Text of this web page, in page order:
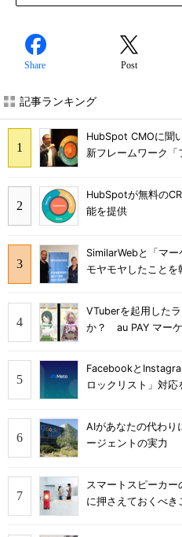
Share Post
記事ランキング
HubSpot CMOに聞
新フレームワーク「
HubSpotが無料の
能を提供
SimilarWebと「マ
モヤモヤしたことを
VTuberを起用した
か？ au PAY マー
Facebookと
ロックリスト」対応
AIがあなたの代わ
ージェントの実力
スマートスピーカ
に押さえておくべき